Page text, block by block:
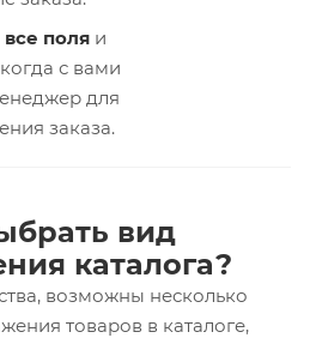
поля и
с вами
для
заказа.
вид
каталога?
возможны несколько
товаров в каталоге,